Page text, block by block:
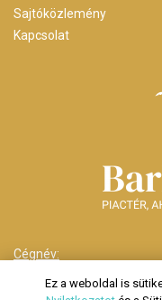
Sajtóközlemény
Kapcsolat
Cégnév:
Ez a weboldal is